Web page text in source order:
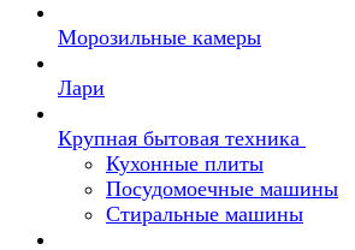
Морозильные камеры
Лари
Крупная бытовая техника
Кухонные плиты
Посудомоечные машины
Стиральные машины